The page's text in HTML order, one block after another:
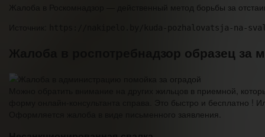
Жалоба в Роскомнадзор — действенный метод борьбы за
https://nakipelo.by/kuda-pozhalovatsja-na-
Жалоба в роспотребнадзор образец
Можно обратить внимание на других жильцов в приемной,
форму онлайн-консультанта справа. Это быстро и бесплатно
Оформляется жалоба в виде письменного заявления.